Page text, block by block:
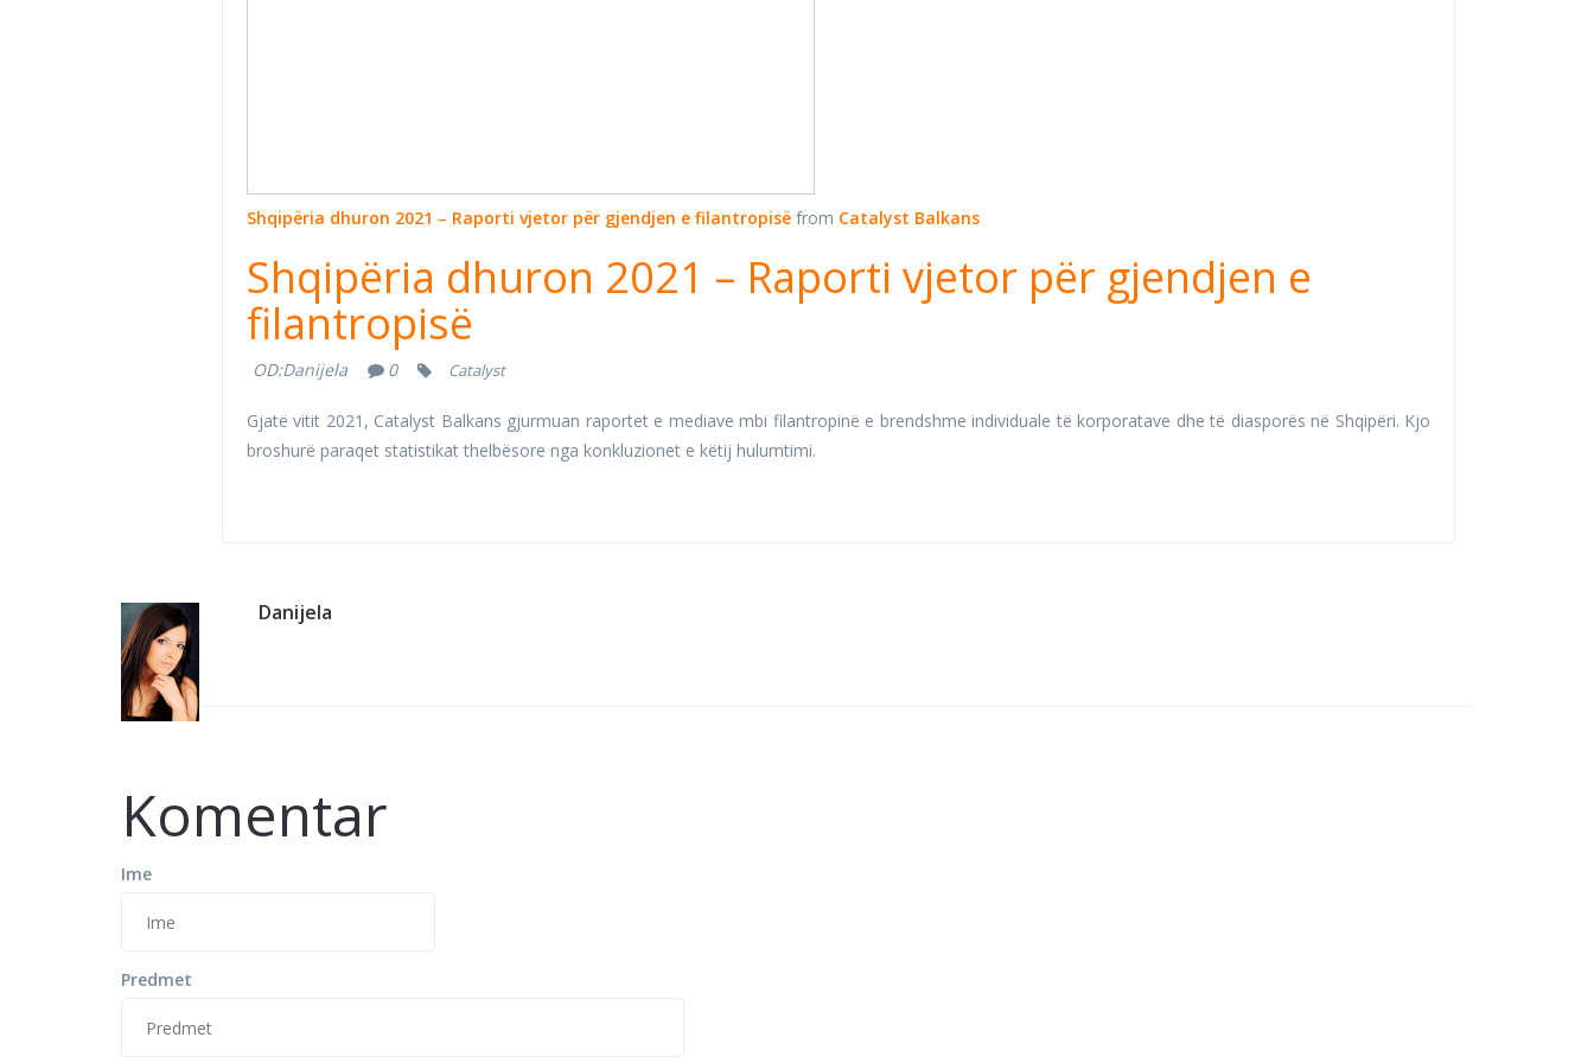
Shqipëria dhuron 2021 – Raporti vjetor për gjendjen e filantropisë from Catalyst Balkans
Shqipëria dhuron 2021 – Raporti vjetor për gjendjen e
filantropisë
OD:Danijela 0 Catalyst
Gjatë vitit 2021, Catalyst Balkans gjurmuan raportet e mediave mbi filantropinë e brendshme individuale të korporatave dhe të diasporës në Shqipëri. Kjo
broshurë paraqet statistikat thelbësore nga konkluzionet e këtij hulumtimi.
Danijela
Komentar
Ime
Predmet